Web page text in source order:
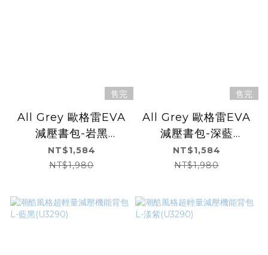
售完
All Grey 歐格雷EVA
減壓書包-岩黑
(U3071)
NT$1,584
NT$1,980
售完
All Grey 歐格雷EVA
減壓書包-深藍
(U3071)
NT$1,584
NT$1,980